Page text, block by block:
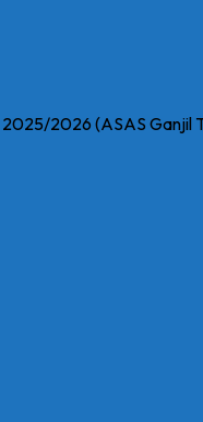
2026 (ASAS Ganjil